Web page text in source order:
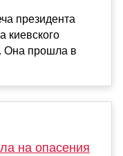
президента
Она прошла в
на опасения